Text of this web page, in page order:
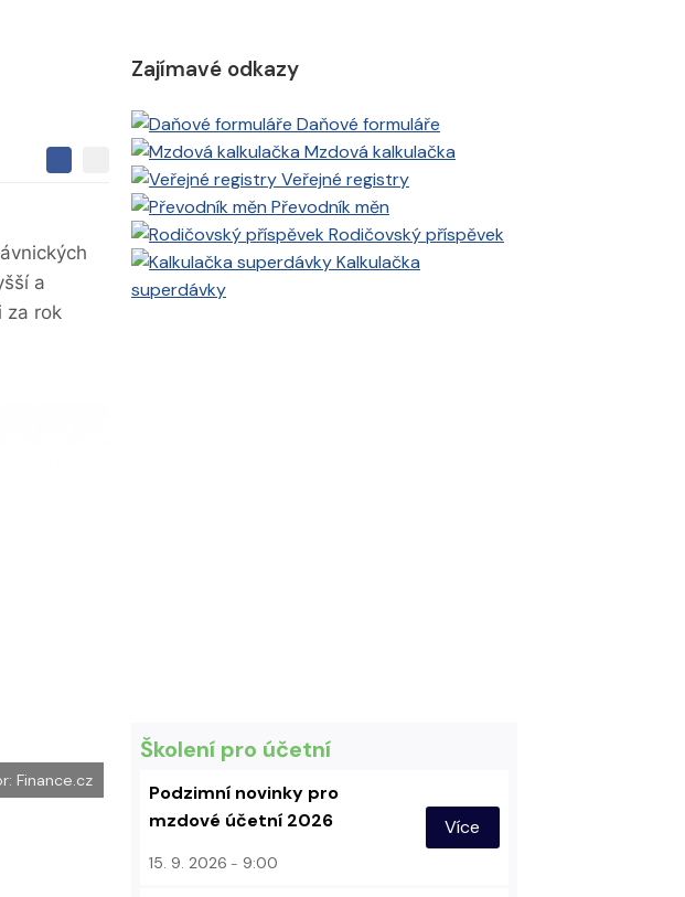
S
l
t
S
j
n
a
a
za rok
Finance.cz
Zajímavé odkazy
Daňové formuláře
Mzdová kalkulačka
Veřejné registry
Převodník měn
Rodičovský příspěvek
Kalkulačka
superdávky
Školení pro účetní
Podzimní novinky pro
mzdové účetní 2026
15. 9. 2026 9:00
Více